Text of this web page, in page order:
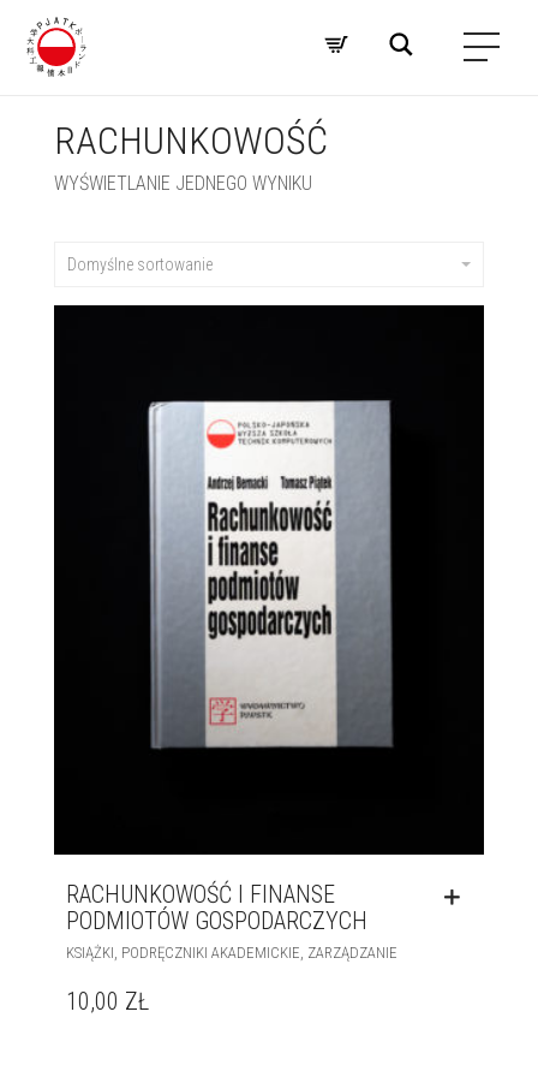
RACHUNKOWOŚĆ
WYŚWIETLANIE JEDNEGO WYNIKU
Domyślne sortowanie
RACHUNKOWOŚĆ I FINANSE
PODMIOTÓW GOSPODARCZYCH
KSIĄŻKI PODRĘCZNIKI AKADEMICKIE ZARZĄDZANIE
10,00 ZŁ